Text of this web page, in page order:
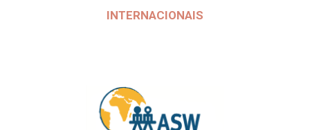
INTERNACIONAIS